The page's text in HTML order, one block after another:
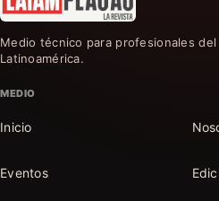
Medio técnico para profesionales
Latinoamérica.
MEDIO
Inicio
Eventos